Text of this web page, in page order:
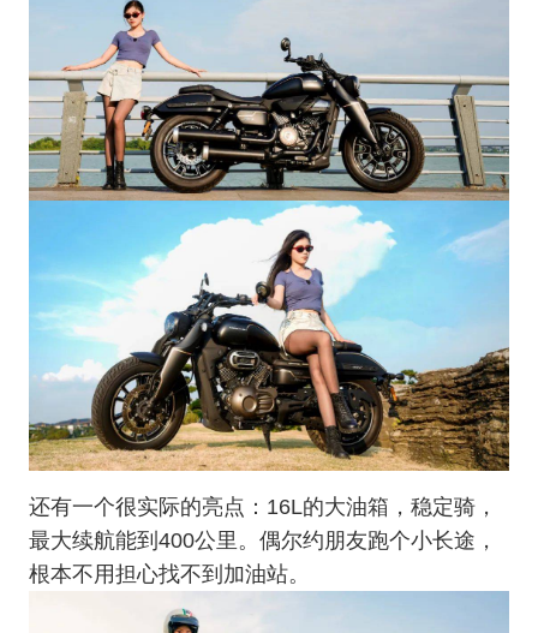
还有一个很实际的亮点：16L的大油箱，稳定骑，
最大续航能到400公里。偶尔约朋友跑个小长途，
根本不用担心找不到加油站。